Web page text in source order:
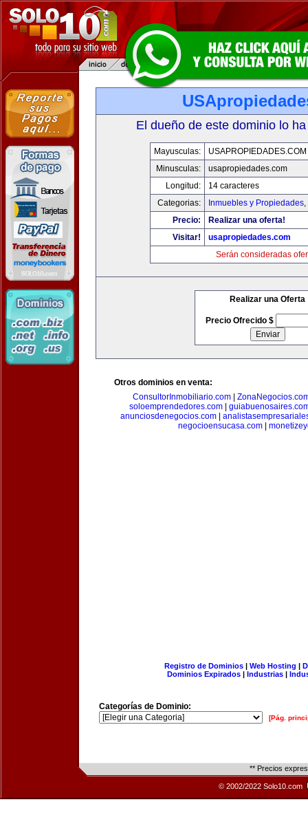
El dueño de este dominio lo
Mayusculas:
USAPROPIEDADES.COM
Minusculas:
usapropiedades.com
Longitud:
14 caracteres
Categorias:
Inmuebles y Propiedades,
Precio:
Realizar una oferta!
Visitar!
usapropiedades.com
Serán consideradas
Realizar una Oferta
Precio Ofrecido $
Otros dominios en venta:
ConsultorInmobiliario.com|
soloemprendedores.com|
anunciosdenegocios.com|
negocioensucasa.com|
Registro de Dominios| Web Hosting |
Dominios Expirados | Industrias |
Categorías de Dominio:
[Pág.
** Precios
© 2002/2022 Solo10.com